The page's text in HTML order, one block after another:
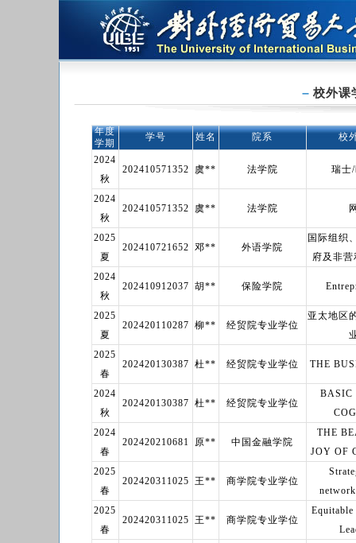
校外课
年度
学期
学号 姓名 院系 校
2024
秋
202410571352 虞** 法学院 瑞士
2024
秋
202410571352 虞** 法学院
2025
夏
202410721652 邓** 外语学院
国际组织
府及非
2024
秋
202410912037 胡** 保险学院
2025
夏
202420110287 柳** 经贸院专业学位
亚太地区
2025
春
202420130387 杜** 经贸院专业学位 THE
2024
秋
202420130387 杜** 经贸院专业学位
BASIC
2024
春
202420210681 原** 中国金融学院
THE
JOY OF
2025
春
202420311025 王** 商学院专业学位
2025
春
202420311025 王** 商学院专业学位